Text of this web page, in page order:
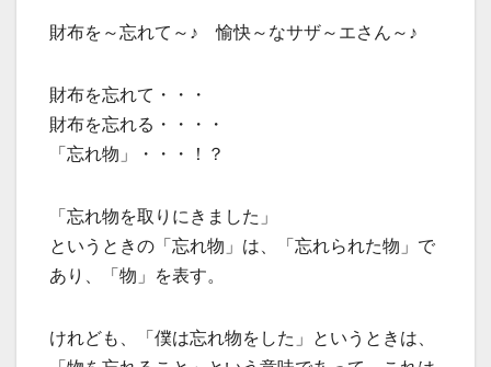
財布を～忘れて～♪ 愉快～なサザ～エさん～♪
財布を忘れて・・・
財布を忘れる・・・・
「忘れ物」・・・！？
「忘れ物を取りにきました」
というときの「忘れ物」は、「忘れられた物」で
あり、「物」を表す。
けれども、「僕は忘れ物をした」というときは、